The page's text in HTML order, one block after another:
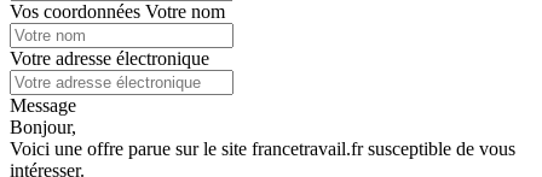
Vos coordonnées Votre nom
Votre adresse électronique
Message
Bonjour,
Voici une offre parue sur le site francetravail.fr susceptible de vous
intéresser.